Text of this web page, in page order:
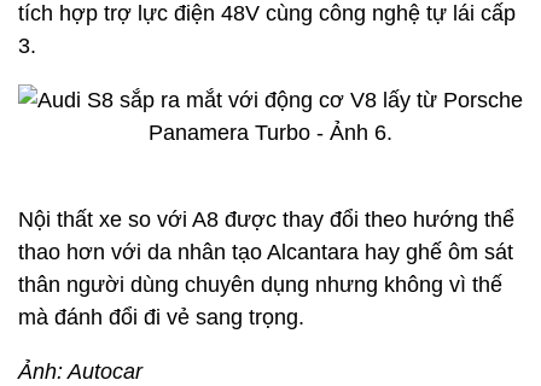
tích hợp trợ lực điện 48V cùng công nghệ tự lái cấp
3.
Nội thất xe so với A8 được thay đổi theo hướng thể
thao hơn với da nhân tạo Alcantara hay ghế ôm sát
thân người dùng chuyên dụng nhưng không vì thế
mà đánh đổi đi vẻ sang trọng.
Ảnh: Autocar